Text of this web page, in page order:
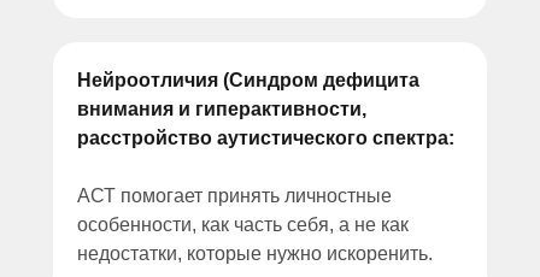
Нейроотличия (Синдром дефицита
внимания и гиперактивности,
расстройство аутиcтического спектра:
АСТ помогает принять личностные
особенности, как часть себя, а не как
недостатки, которые нужно искоренить.